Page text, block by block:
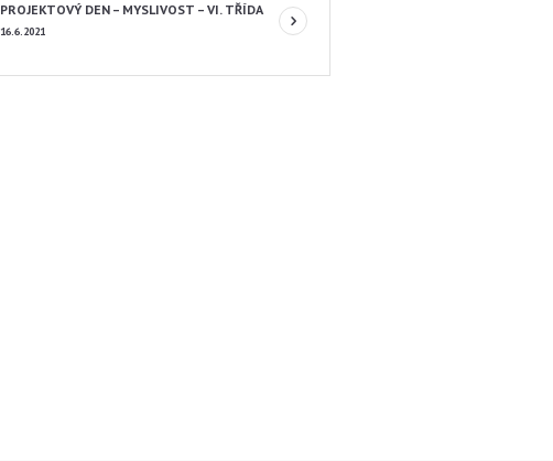
PROJEKTOVÝ DEN – MYSLIVOST – VI. TŘÍDA
16.6.2021